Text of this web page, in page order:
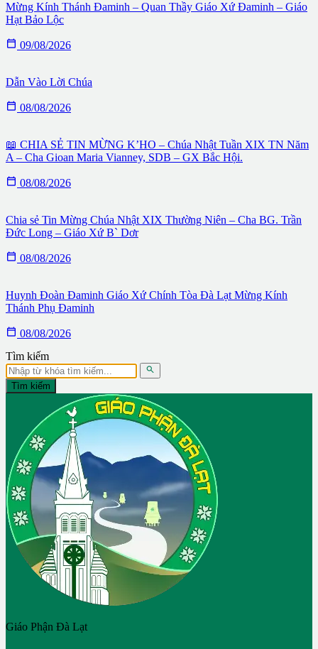
Mừng Kính Thánh Đaminh – Quan Thầy Giáo Xứ Đaminh – Giáo
Hạt Bảo Lộc
 09/08/2026
Dẫn Vào Lời Chúa
 08/08/2026
📖 CHIA SẺ TIN MỪNG K’HO – Chúa Nhật Tuần XIX TN Năm
A – Cha Gioan Maria Vianney, SDB – GX Bắc Hội.
 08/08/2026
Chia sẻ Tin Mừng Chúa Nhật XIX Thường Niên – Cha BG. Trần
Đức Long – Giáo Xứ B` Dơr
 08/08/2026
Huynh Đoàn Đaminh Giáo Xứ Chính Tòa Đà Lạt Mừng Kính
Thánh Phụ Đaminh
 08/08/2026
Tìm kiếm

Tìm kiếm
Giáo Phận Đà Lạt